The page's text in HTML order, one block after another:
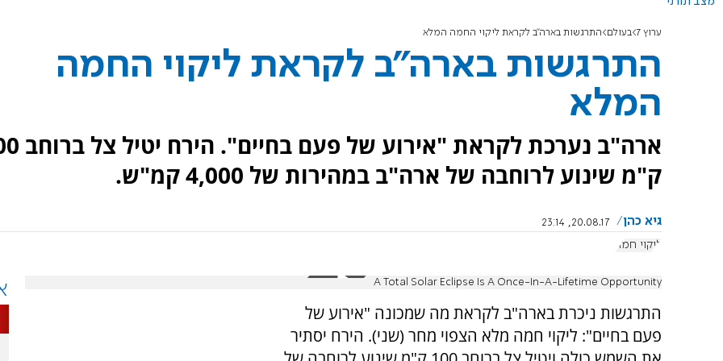
ערוץ 7 בעולם התרגשות בארה"ב לקראת ליקוי החמה המלא
התרגשות בארה"ב לקראת ליקוי החמה
המלא
ארה"ב נערכת לקראת
ק"מ שינוע לרוחבה של ארה"ב במהירות של 4,000 קמ"ש.
גיא כהן
20.08.17, 23:14
ליקוי חמה
A Total Solar Eclipse Is A Once-In-A-Lifetime Opportunity
התרגשות ניכרת בארה"ב לקראת מה שמכונה "אירוע של
פעם בחיים": ליקוי חמה מלא הצפוי מחר (שני). הירח יסתיר